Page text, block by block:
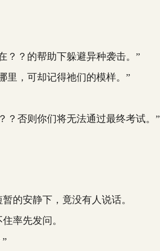
？的帮助下躲避异种袭击。”
，可却记得祂们的模样。”
否则你们将无法通过最终考试。”
安静下，竟没有人说话。
率先发问。